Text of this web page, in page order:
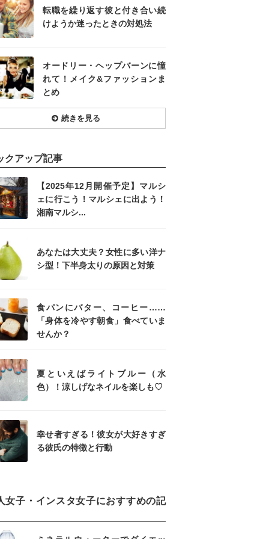
転職を繰り返す彼と付き合い続
けようか迷ったときの対処法
オードリー・ヘップバーンに憧
れて！メイク&ファッションま
とめ
続きを見る
クアップ記事
【2025年12月開催予定】マルシ
ェに行こう！マルシェに出よう！
湘南マルシ...
あなたは大丈夫？女性に多い洋ナ
シ型！下半身太りの原因と対策
食パンにバター、コーヒー……
「身体を冷やす朝食」食べていま
せんか？
夏といえばライトブルー（水
色）！涼しげなネイルを楽しも♡
幸せ者すぎる！彼女が大好きすぎ
る彼氏の特徴と行動
女子・インスタ女子におすすめの記